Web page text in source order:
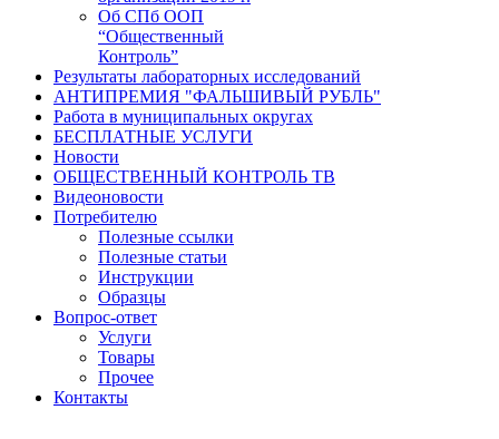
Об СПб ООП
“Общественный
Контроль”
Результаты лабораторных исследований
АНТИПРЕМИЯ "ФАЛЬШИВЫЙ РУБЛЬ"
Работа в муниципальных округах
БЕСПЛАТНЫЕ УСЛУГИ
Новости
ОБЩЕСТВЕННЫЙ КОНТРОЛЬ ТВ
Видеоновости
Потребителю
Полезные ссылки
Полезные статьи
Инструкции
Образцы
Вопрос-ответ
Услуги
Товары
Прочее
Контакты